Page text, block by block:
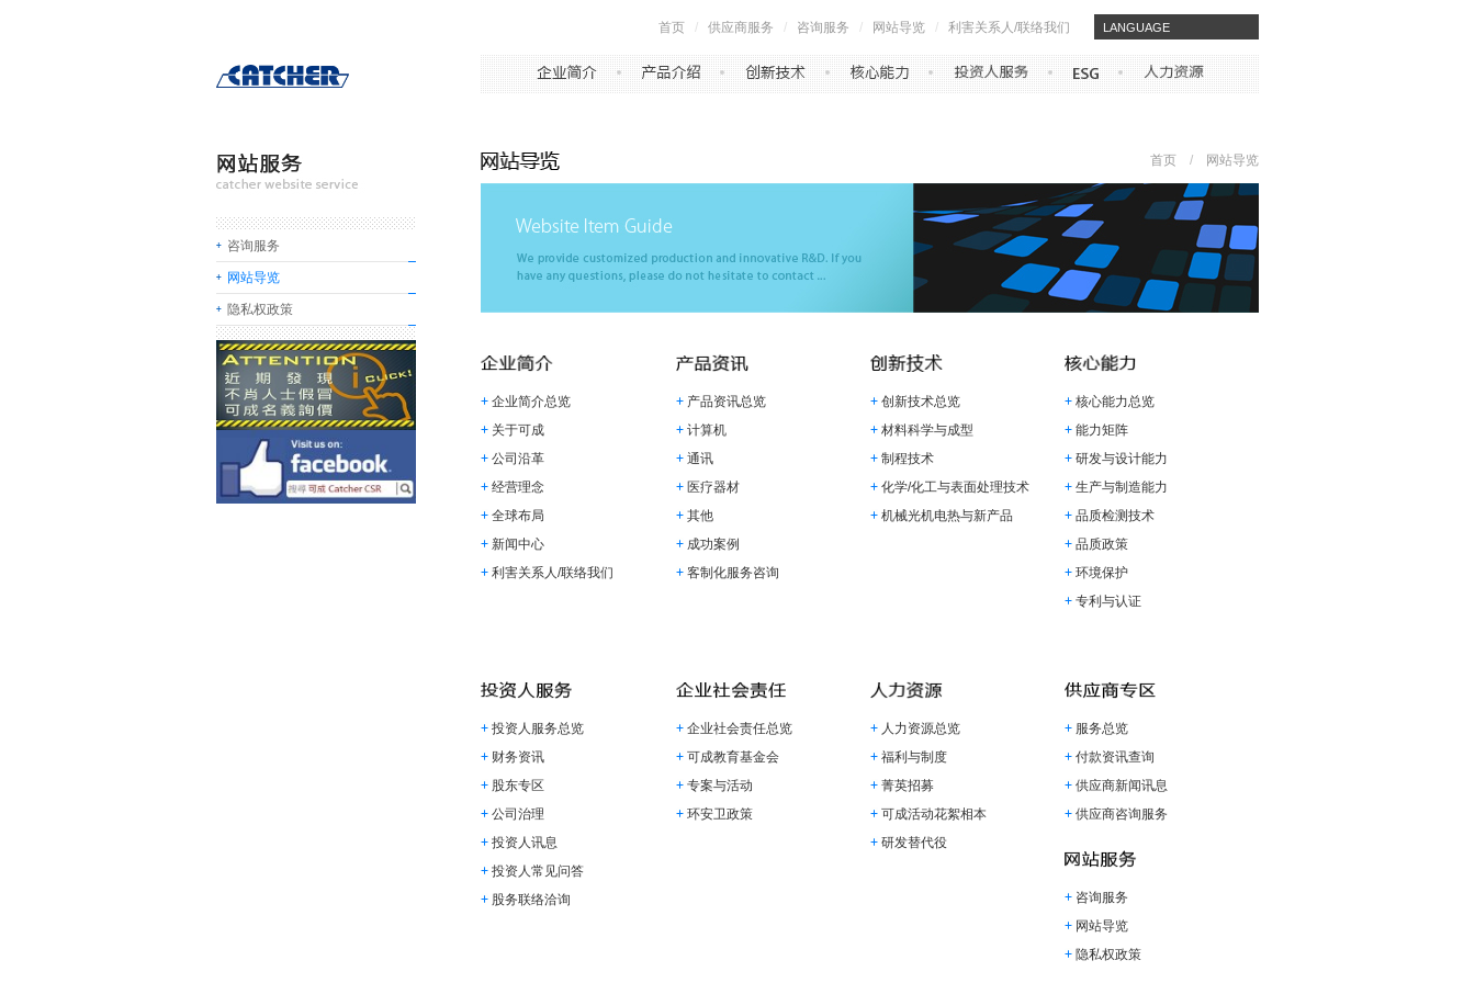
咨询服务
网站导览
隐私权政策
首页 / 网站导览
企业简介总览
关于可成
公司沿革
经营理念
全球布局
新闻中心
利害关系人/联络我们
产品资讯总览
计算机
通讯
医疗器材
其他
成功案例
客制化服务咨询
创新技术总览
材料科学与成型
制程技术
化学/化工与表面处理技术
机械光机电热与新产品
核心能力总览
能力矩阵
研发与设计能力
生产与制造能力
品质检测技术
品质政策
环境保护
专利与认证
投资人服务总览
财务资讯
股东专区
公司治理
投资人讯息
投资人常见问答
股务联络洽询
企业社会责任总览
可成教育基金会
专案与活动
环安卫政策
人力资源总览
福利与制度
菁英招募
可成活动花絮相本
研发替代役
服务总览
付款资讯查询
供应商新闻讯息
供应商咨询服务
咨询服务
网站导览
隐私权政策
首页 / 供应商服务 / 咨询服务 / 网站导览 / 利害关系人/联络我们 ​​LANGUAGE